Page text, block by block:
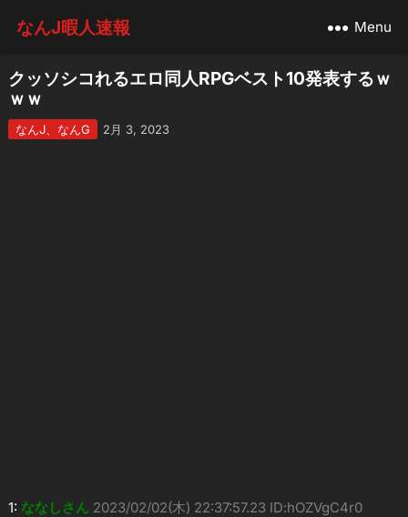
なんJ暇人速報 Menu
クッソシコれるエロ同人RPGベスト10発表するｗ
ｗｗ
なんJ、なんG 2月 3, 2023
1: ななしさん 2023/02/02(木) 22:37:57.23 ID:hOZVgC4r0